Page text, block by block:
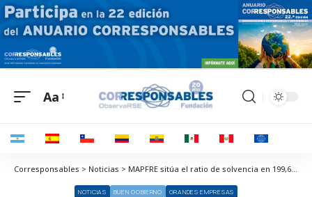
Aa
Corresponsables > Noticias > MAPFRE sitúa el ratio de solvencia en 199,6% al cierre del año 2023
NOTICIAS BUEN GOBIERNO
GRANDES EMPRESAS